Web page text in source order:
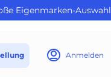
Eigenmarken-Auswahl
Anmelden